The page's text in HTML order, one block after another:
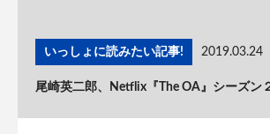
いっしょに読みたい記事! 2019.03.24
尾崎英二郎、Netflix『The OA』シーズン